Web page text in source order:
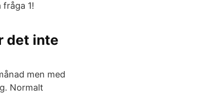
fråga 1!
det inte
men med
Normalt